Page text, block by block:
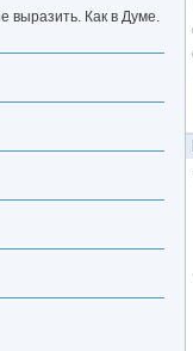
выразить. Как в Думе.